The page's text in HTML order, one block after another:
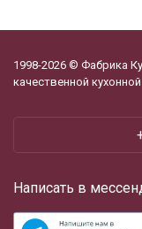
1998-2026 © Фабрика
качественной
Написать в